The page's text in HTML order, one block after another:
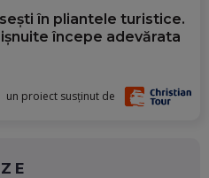
în pliantele turistice.
începe adevărata
un proiect susținut de